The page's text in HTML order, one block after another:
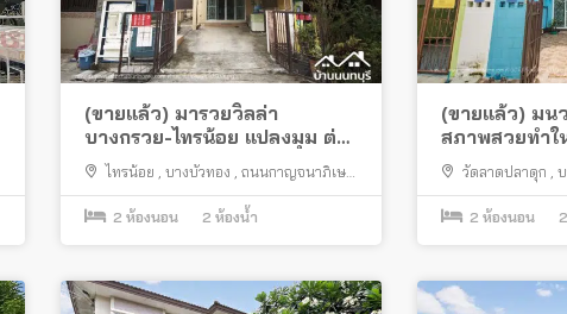
(ขายแล้ว) มารวยวิลล่า
บางกรวย-ไทรน้อย แปลงมุม ต่อ
เติมครบ พร้อมอยู่
ไทรน้อย , บางบัวทอง , ถนนกาญจนาภิเษก
, ถนนบางกรวย ไทรน้อย , บางกรวย
2 ห้องนอน 2 ห้องน้ำ
(ขายแล้ว) มน
สภาพสวยทำใ
วัดลาดปลาดุก ,
บางกรวย ไทรน้อย
2 ห้องนอน 2